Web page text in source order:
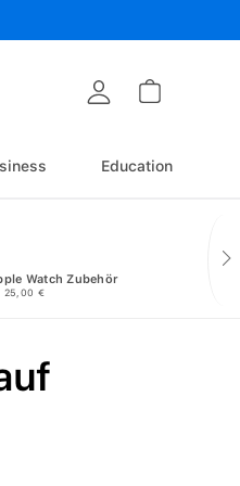
Education
Watch Zubehör
25,00 €